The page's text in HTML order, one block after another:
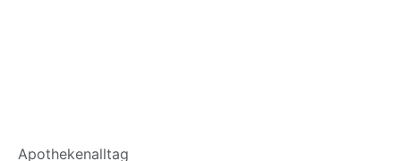
Apothekenalltag